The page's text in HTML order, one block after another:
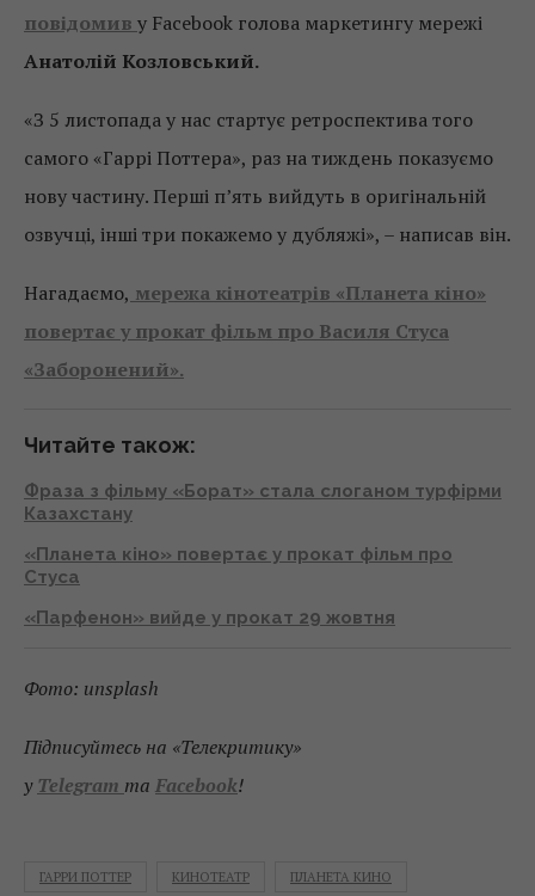
повідомив у Facebook голова маркетингу мережі
Анатолій Козловський.
«З 5 листопада у нас стартує ретроспектива того
самого «Гаррі Поттера», раз на тиждень показуємо
нову частину. Перші п’ять вийдуть в оригінальній
озвучці, інші три покажемо у дубляжі», – написав він.
Нагадаємо, мережа кінотеатрів «Планета кіно»
повертає у прокат фільм про Василя Стуса
«Заборонений».
Читайте також:
Фраза з фільму «Борат» стала слоганом турфірми
Казахстану
«Планета кіно» повертає у прокат фільм про
Стуса
«Парфенон» вийде у прокат 29 жовтня
Фото: unsplash
Підписуйтесь на «Телекритику»
у Telegram та Facebook!
ГАРРИ ПОТТЕР КИНОТЕАТР ПЛАНЕТА КИНО